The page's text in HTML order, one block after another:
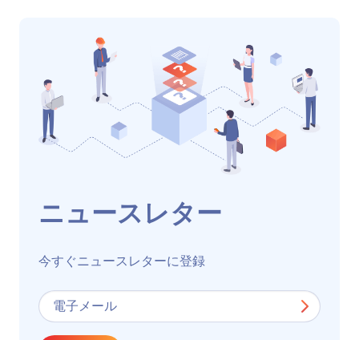
ニュースレター
今すぐニュースレターに登録